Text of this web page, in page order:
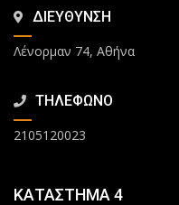
ΔΙΕΥΘΥΝΣΗ
Λένορμαν 74, Αθήνα
ΤΗΛΕΦΩΝΟ
2105120023
ΚΑΤΑΣΤΗΜΑ 4